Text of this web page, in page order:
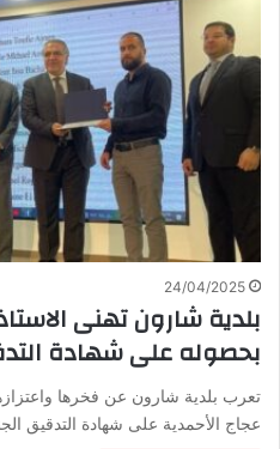
24/04/2025
بلدية شارون تهنى
بحصوله على شهادة
تعرب بلدية شارون عن فخرها
عجاج الأحمدية على شهادة التدقيق